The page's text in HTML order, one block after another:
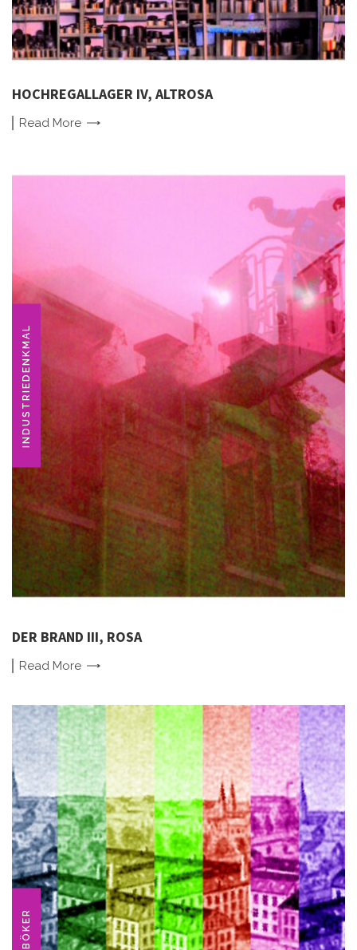
HOCHREGALLAGER IV, ALTROSA
Read More
INDUSTRIEDENKMAL
DER BRAND III, ROSA
Read More
BÖKER